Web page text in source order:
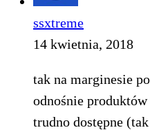
ssxtreme
14 kwietnia, 2018
tak na marginesie
odnośnie
trudno dostępne